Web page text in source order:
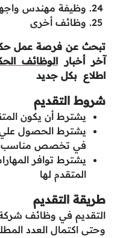
وظيفة مهندس
وظائف أخرى
تبحث عن فرصة عمل
آخر أخبار الوظائف
اطلاع بكل جديد
شروط التقديم
يشترط أن يكون
يشترط الحصول علي
في تخصص مناسب
يشترط توافر
المتقدم لها
طريقة التقديم
التقديم في وظائف شركة
وحتى اكتمال العدد